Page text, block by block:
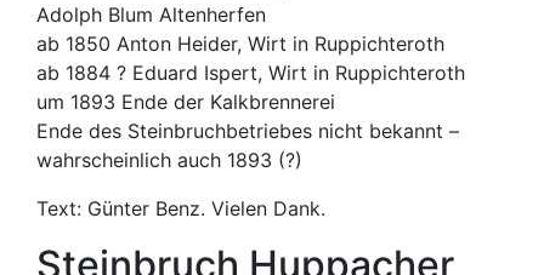
Adolph Blum Altenherfen
ab 1850 Anton Heider, Wirt in Ruppichteroth
ab 1884 ? Eduard Ispert, Wirt in Ruppichteroth
um 1893 Ende der Kalkbrennerei
Ende des Steinbruchbetriebes nicht bekannt –
wahrscheinlich auch 1893 (?)
Text: Günter Benz. Vielen Dank.
Steinbruch Huppacher